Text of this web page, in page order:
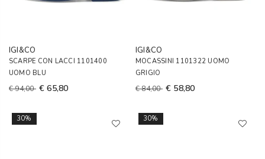
IGI&CO
SCARPE CON LACCI 1101400
UOMO BLU
€ 94,00 € 65,80
IGI&CO
MOCASSINI 1101322 UOMO
GRIGIO
€ 84,00 € 58,80
30% 30%